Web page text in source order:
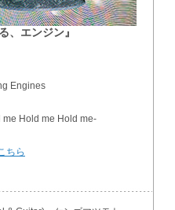
、エンジン』
Engines
me Hold me Hold me-
ちら